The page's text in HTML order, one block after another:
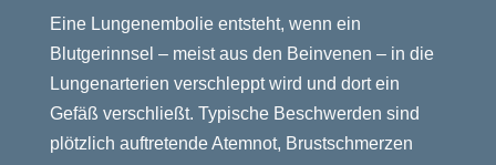
Eine Lungenembolie entsteht, wenn ein
Blutgerinnsel – meist aus den Beinvenen – in die
Lungenarterien verschleppt wird und dort ein
Gefäß verschließt. Typische Beschwerden sind
plötzlich auftretende Atemnot, Brustschmerzen